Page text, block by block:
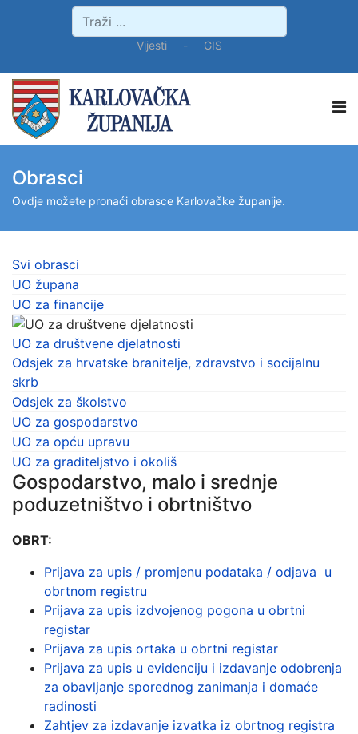
Vijesti- GIS
Obrasci
Ovdje možete pronaći obrasce Karlovačke županije.
Svi obrasci
UO župana
UO za financije
UO za društvene djelatnosti
Odsjek za hrvatske branitelje, zdravstvo i socijalnu
skrb
Odsjek za školstvo
UO za gospodarstvo
UO za opću upravu
UO za graditeljstvo i okoliš
Gospodarstvo, malo i srednje
poduzetništvo i obrtništvo
OBRT:
Prijava za upis / promjenu podataka / odjava u
obrtnom registru
Prijava za upis izdvojenog pogona u obrtni
registar
Prijava za upis ortaka u obrtni registar
Prijava za upis u evidenciju i izdavanje odobrenja
za obavljanje sporednog zanimanja i domaće
radinosti
Zahtjev za izdavanje izvatka iz obrtnog registra